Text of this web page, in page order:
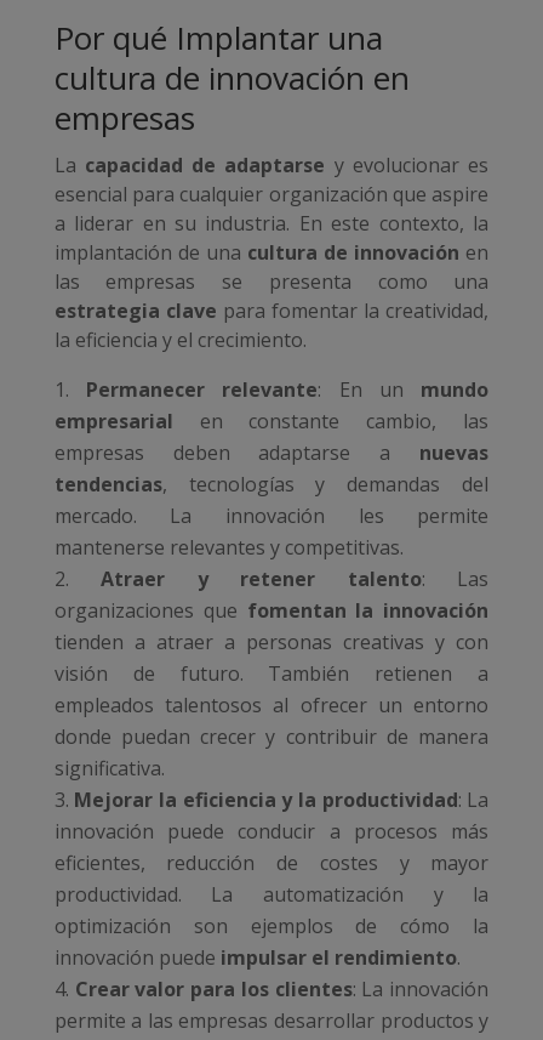
Por qué Implantar una
cultura de innovación en
empresas
La capacidad de adaptarse y evolucionar es
esencial para cualquier organización que aspire
a liderar en su industria. En este contexto, la
implantación de una cultura de innovación en
las empresas se presenta como una
estrategia clave para fomentar la creatividad,
la eficiencia y el crecimiento.
Permanecer relevante: En un mundo
empresarial en constante cambio, las
empresas deben adaptarse a nuevas
tendencias, tecnologías y demandas del
mercado. La innovación les permite
mantenerse relevantes y competitivas.
Atraer y retener talento: Las
organizaciones que fomentan la innovación
tienden a atraer a personas creativas y con
visión de futuro. También retienen a
empleados talentosos al ofrecer un entorno
donde puedan crecer y contribuir de manera
significativa.
Mejorar la eficiencia y la productividad: La
innovación puede conducir a procesos más
eficientes, reducción de costes y mayor
productividad. La automatización y la
optimización son ejemplos de cómo la
innovación puede impulsar el rendimiento.
Crear valor para los clientes: La innovación
permite a las empresas desarrollar productos y